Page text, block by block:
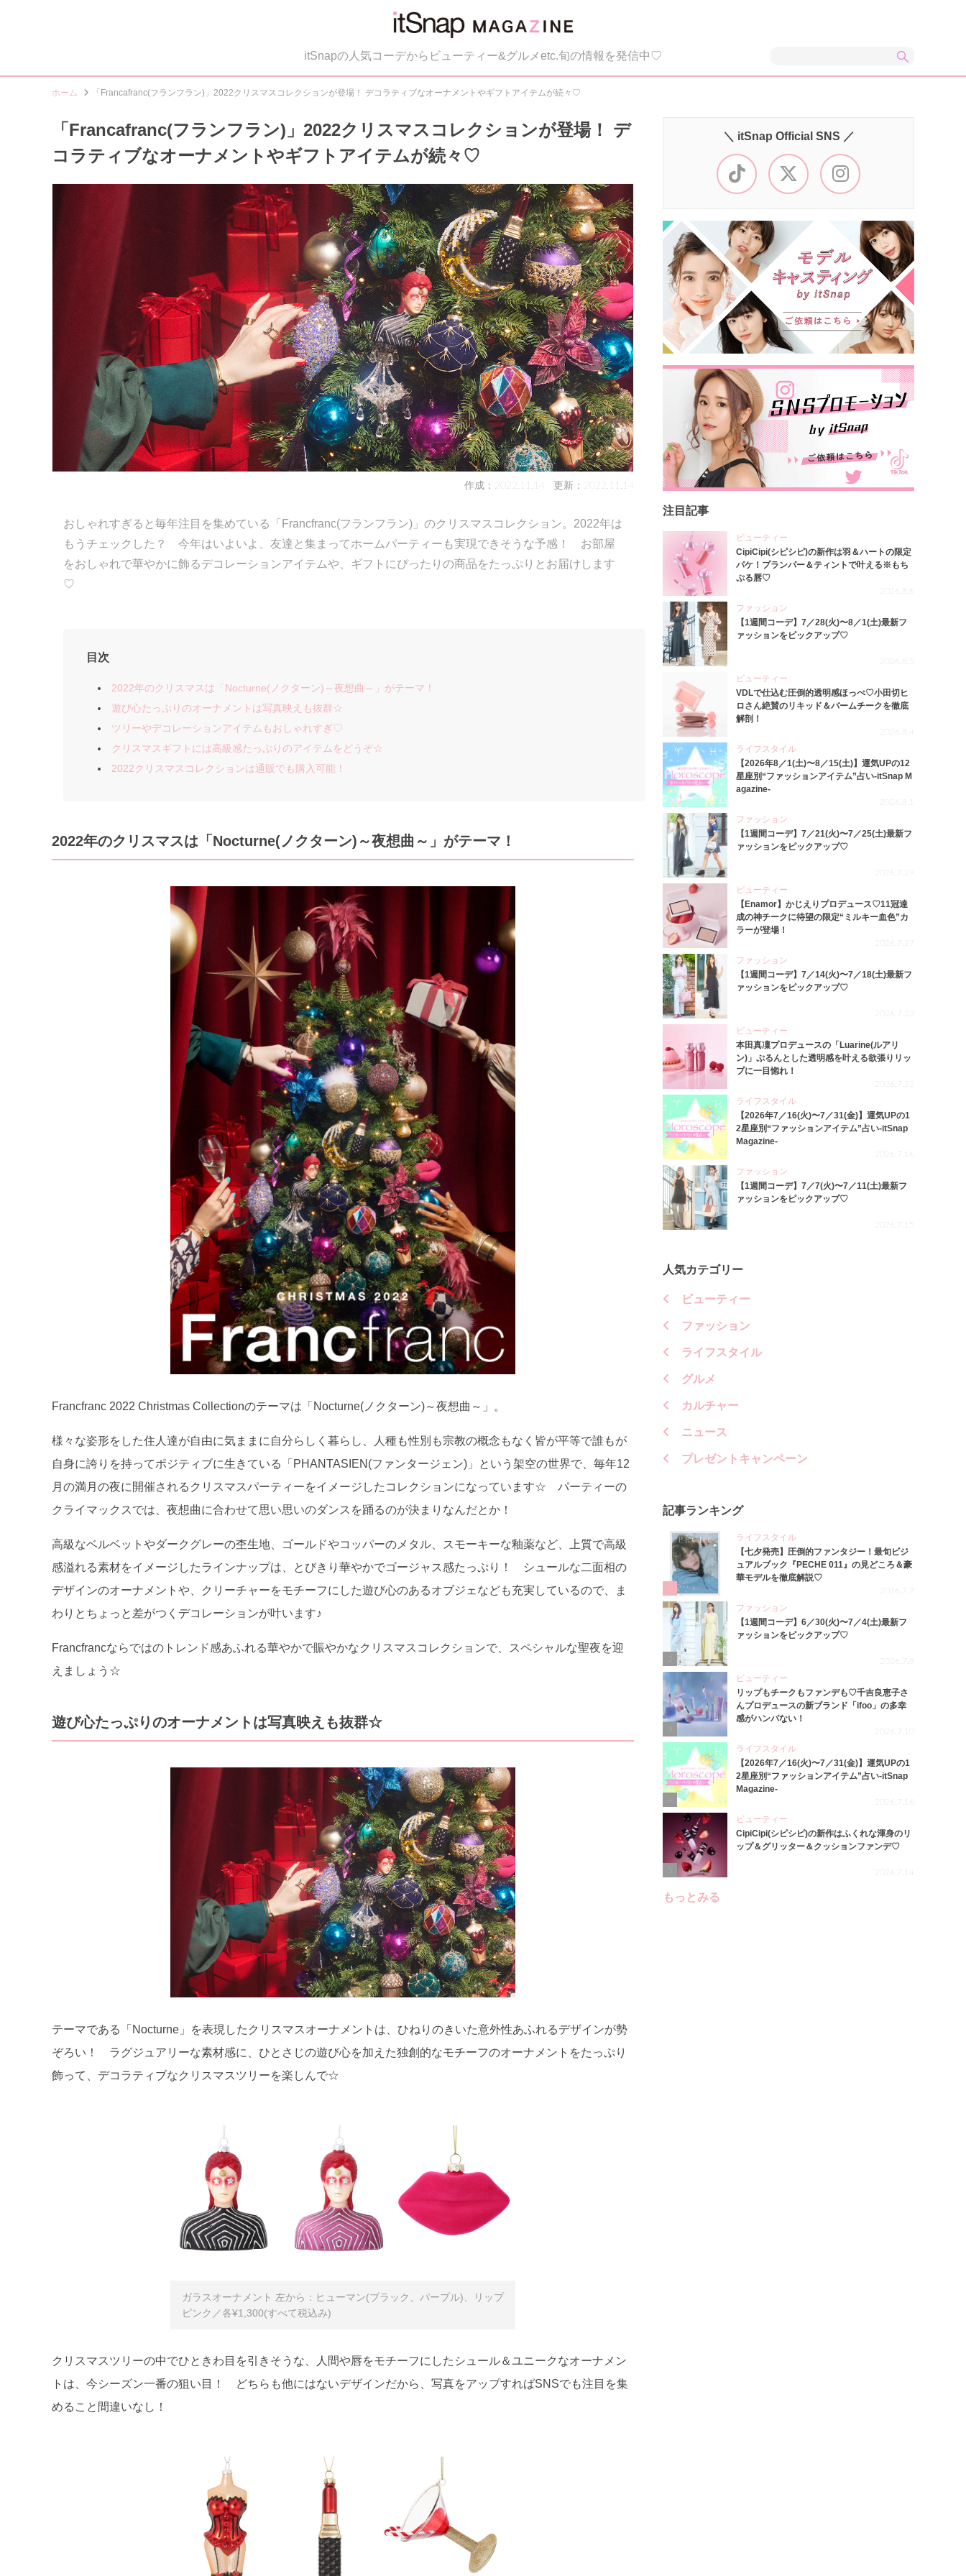
itSnapの人気コーデからビューティー&グルメetc.旬の情報を発信中♡
ホーム 「Francafranc(フランフラン)」2022クリスマスコレクションが登場！ デコラティブなオーナメントやギフトアイテムが続々♡
「Francafranc(フランフラン)」2022クリスマスコレクションが登場！ デ
コラティブなオーナメントやギフトアイテムが続々♡
作成：2022.11.14 更新：2022.11.14
おしゃれすぎると毎年注目を集めている「Francfranc(フランフラン)」のクリスマスコレクション。2022年は
もうチェックした？ 今年はいよいよ、友達と集まってホームパーティーも実現できそうな予感！ お部屋
をおしゃれで華やかに飾るデコレーションアイテムや、ギフトにぴったりの商品をたっぷりとお届けします
♡
目次
2022年のクリスマスは「Nocturne(ノクターン)～夜想曲～」がテーマ！
遊び心たっぷりのオーナメントは写真映えも抜群☆
ツリーやデコレーションアイテムもおしゃれすぎ♡
クリスマスギフトには高級感たっぷりのアイテムをどうぞ☆
2022クリスマスコレクションは通販でも購入可能！
2022年のクリスマスは「Nocturne(ノクターン)～夜想曲～」がテーマ！
Francfranc 2022 Christmas Collectionのテーマは「Nocturne(ノクターン)～夜想曲～」。
様々な姿形をした住人達が自由に気ままに自分らしく暮らし、人種も性別も宗教の概念もなく皆が平等で誰もが
自身に誇りを持ってポジティブに生きている「PHANTASIEN(ファンタージェン)」という架空の世界で、毎年12
月の満月の夜に開催されるクリスマスパーティーをイメージしたコレクションになっています☆ パーティーの
クライマックスでは、夜想曲に合わせて思い思いのダンスを踊るのが決まりなんだとか！
高級なベルベットやダークグレーの杢生地、ゴールドやコッパーのメタル、スモーキーな釉薬など、上質で高級
感溢れる素材をイメージしたラインナップは、とびきり華やかでゴージャス感たっぷり！ シュールな二面相の
デザインのオーナメントや、クリーチャーをモチーフにした遊び心のあるオブジェなども充実しているので、ま
わりとちょっと差がつくデコレーションが叶います♪
Francfrancならではのトレンド感あふれる華やかで賑やかなクリスマスコレクションで、スペシャルな聖夜を迎
えましょう☆
遊び心たっぷりのオーナメントは写真映えも抜群☆
テーマである「Nocturne」を表現したクリスマスオーナメントは、ひねりのきいた意外性あふれるデザインが勢
ぞろい！ ラグジュアリーな素材感に、ひとさじの遊び心を加えた独創的なモチーフのオーナメントをたっぷり
飾って、デコラティブなクリスマスツリーを楽しんで☆
ガラスオーナメント 左から：ヒューマン(ブラック、パープル)、リップ
ピンク／各¥1,300(すべて税込み)
クリスマスツリーの中でひときわ目を引きそうな、人間や唇をモチーフにしたシュール＆ユニークなオーナメン
トは、今シーズン一番の狙い目！ どちらも他にはないデザインだから、写真をアップすればSNSでも注目を集
めること間違いなし！
＼ itSnap Official SNS ／
注目記事
ビューティー
CipiCipi(シピシピ)の新作は羽＆ハートの限定
パケ！プランパー＆ティントで叶える※もち
ぷる唇♡
2026.8.6
ファッション
【1週間コーデ】7／28(火)〜8／1(土)最新フ
ァッションをピックアップ♡
2026.8.5
ビューティー
VDLで仕込む圧倒的透明感ほっぺ♡小田切ヒ
ロさん絶賛のリキッド＆バームチークを徹底
解剖！
2026.8.4
ライフスタイル
【2026年8／1(土)〜8／15(土)】運気UPの12
星座別“ファッションアイテム”占い-itSnap M
agazine-
2026.8.1
ファッション
【1週間コーデ】7／21(火)〜7／25(土)最新フ
ァッションをピックアップ♡
2026.7.29
ビューティー
【Enamor】かじえりプロデュース♡11冠達
成の神チークに待望の限定“ミルキー血色”カ
ラーが登場！
2026.7.27
ファッション
【1週間コーデ】7／14(火)〜7／18(土)最新フ
ァッションをピックアップ♡
2026.7.23
ビューティー
本田真凜プロデュースの「Luarine(ルアリ
ン)」ぷるんとした透明感を叶える欲張りリッ
プに一目惚れ！
2026.7.22
ライフスタイル
【2026年7／16(火)〜7／31(金)】運気UPの1
2星座別“ファッションアイテム”占い-itSnap
Magazine-
2026.7.16
ファッション
【1週間コーデ】7／7(火)〜7／11(土)最新フ
ァッションをピックアップ♡
2026.7.15
人気カテゴリー
ビューティー
ファッション
ライフスタイル
グルメ
カルチャー
ニュース
プレゼントキャンペーン
記事ランキング
ライフスタイル
【七夕発売】圧倒的ファンタジー！最旬ビジ
ュアルブック『PECHE 011』の見どころ＆豪
華モデルを徹底解説♡
2026.7.7
ファッション
【1週間コーデ】6／30(火)〜7／4(土)最新フ
ァッションをピックアップ♡
2026.7.8
3
ビューティー
リップもチークもファンデも♡千吉良恵子さ
んプロデュースの新ブランド「ifoo」の多幸
感がハンパない！
2026.7.10
4
ライフスタイル
【2026年7／16(火)〜7／31(金)】運気UPの1
2星座別“ファッションアイテム”占い-itSnap
Magazine-
2026.7.16
ビューティー
CipiCipi(シピシピ)の新作はふくれな渾身のリ
ップ＆グリッター＆クッションファンデ♡
2026.7.14
もっとみる